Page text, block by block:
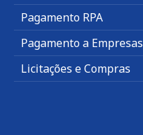
Pagamento RPA
Pagamento a Empresas
Licitações e Compras